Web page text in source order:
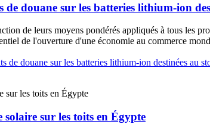
douane sur les batteries lithium-ion
de leurs moyens pondérés appliqués à tous les
de l'ouverture d'une économie au commerce
de douane sur les batteries lithium-ion destinées au
sur les toits en Égypte